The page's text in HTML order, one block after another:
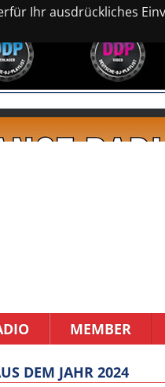
Ihr ausdrückliches
MEMBER
DEM JAHR 2024